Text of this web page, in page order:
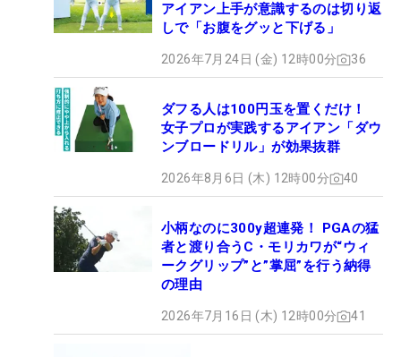
アイアン上手が意識するのは切り返
しで「お腹をグッと下げる」
2026年7月24日 (金) 12時00分 36
ダフる人は100円玉を置くだけ！
女子プロが実践するアイアン「ダウ
ンブロードリル」が効果抜群
2026年8月6日 (木) 12時00分 40
小柄なのに300y超連発！ PGAの猛
者と渡り合うC・モリカワが“ウィ
ークグリップ”と”掌屈”を行う納得
の理由
2026年7月16日 (木) 12時00分 41